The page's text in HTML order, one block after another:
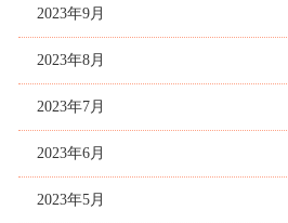
2023年9月
2023年8月
2023年7月
2023年6月
2023年5月